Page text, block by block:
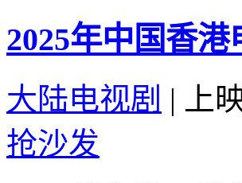
2025年中国香
大陆电视剧 |
上
抢沙发